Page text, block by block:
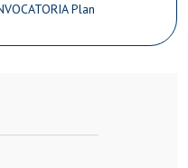
Plan